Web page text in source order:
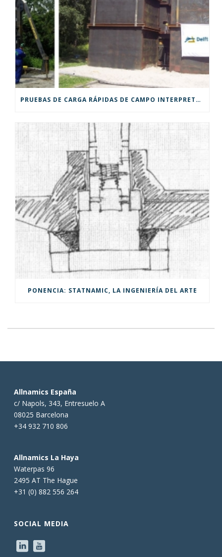
PRUEBAS DE CARGA RÁPIDAS DE CAMPO INTERPRETADAS CON LA NUEVA GUÍA
PONENCIA: STATNAMIC, LA INGENIERÍA DEL ARTE
Allnamics España
c/ Napols, 343, Entresuelo A
08025 Barcelona
+34 932 710 806
Allnamics La Haya
Waterpas 96
2495 AT The Hague
+31 (0) 882 556 264
SOCIAL MEDIA